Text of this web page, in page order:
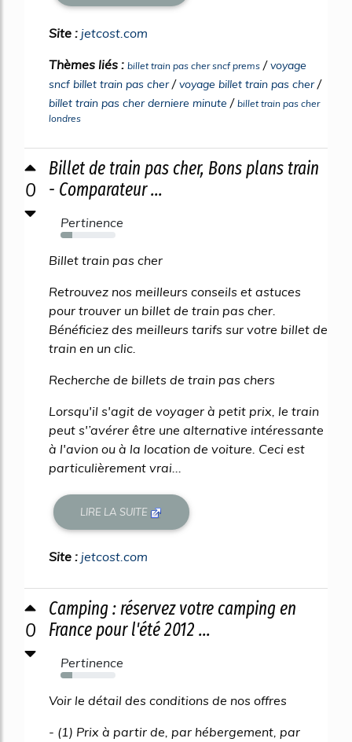
Site : jetcost.com
Thèmes liés : billet train pas cher sncf prems /voyage
sncf billet train pas cher/voyage billet train pas cher/
billet train pas cher derniere minute / billet train pas cher
londres
0
Billet de train pas cher, Bons plans train
- Comparateur ...
Pertinence
22%
Billet train pas cher
Retrouvez nos meilleurs conseils et astuces
pour trouver un billet de train pas cher.
Bénéficiez des meilleurs tarifs sur votre billet de
train en un clic.
Recherche de billets de train pas chers
Lorsqu'il s'agit de voyager à petit prix, le train
peut s'’avérer être une alternative intéressante
à l'avion ou à la location de voiture. Ceci est
particulièrement vrai...
LIRE LA SUITE
Site : jetcost.com
0
Camping : réservez votre camping en
France pour l'été 2012 ...
Pertinence
22%
Voir le détail des conditions de nos offres
- (1) Prix à partir de, par hébergement, par